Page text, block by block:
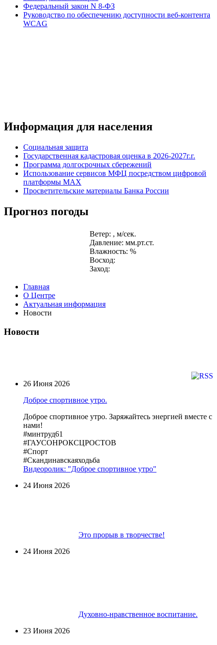
Федеральный закон N 8-ФЗ
Руководство по обеспечению доступности веб-контента
WCAG
Информация для населения
Социальная защита
Государственная кадастровая оценка в 2026-2027г.г.
Программа долгосрочных сбережений
Использование сервисов МФЦ посредством цифровой
платформы MAX
Просветительские материалы Банка России
Прогноз погоды
Ветер: , м/сек.
Давление: мм.рт.ст.
Влажность: %
Восход:
Заход:
Главная
О Центре
Актуальная информация
Новости
Новости
26 Июня 2026
Доброе спортивное утро.
Доброе спортивное утро. Заряжайтесь энергией вместе с
нами!
#минтруд61
#ГАУСОНРОКСЦРОСТОВ
#Спорт
#Скандинавскаяходьба
Видеоролик: "Доброе спортивное утро"
24 Июня 2026
Это прорыв в творчестве!
24 Июня 2026
Духовно-нравственное воспитание.
23 Июня 2026